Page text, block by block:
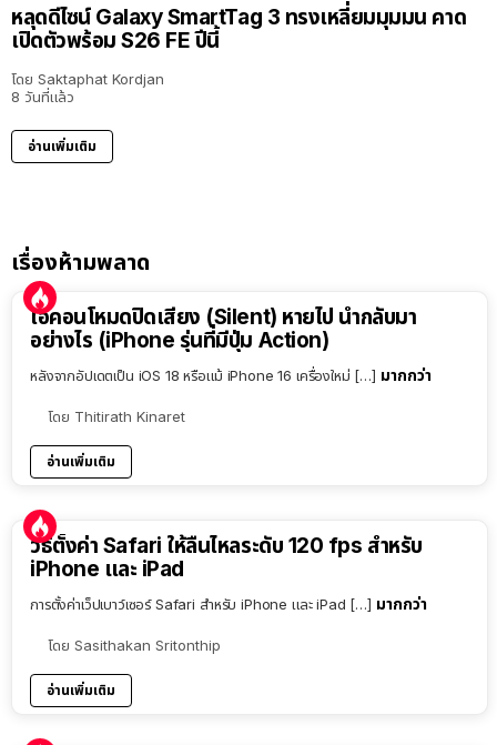
หลุดดีไซน์ Galaxy SmartTag 3 ทรงเหลี่ยมมุมมน คาด
เปิดตัวพร้อม S26 FE ปีนี้
โดย Saktaphat Kordjan
8 วันที่แล้ว
อ่านเพิ่มเติม
เรื่องห้ามพลาด
ไอคอนโหมดปิดเสียง (Silent) หายไป นำกลับมา
อย่างไร (iPhone รุ่นที่มีปุ่ม Action)
หลังจากอัปเดตเป็น iOS 18 หรือแม้ iPhone 16 เครื่องใหม่ […] มากกว่า
โดย Thitirath Kinaret
อ่านเพิ่มเติม
วิธีตั้งค่า Safari ให้ลื่นไหลระดับ 120 fps สำหรับ
iPhone และ iPad
การตั้งค่าเว็ปเบาว์เซอร์ Safari สำหรับ iPhone และ iPad […] มากกว่า
โดย Sasithakan Sritonthip
อ่านเพิ่มเติม